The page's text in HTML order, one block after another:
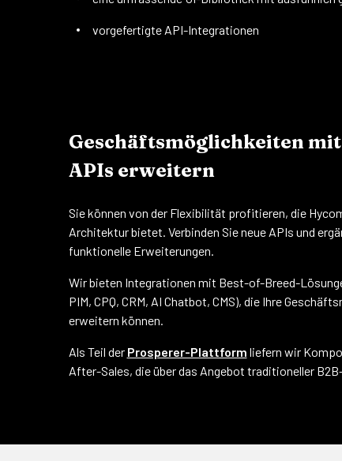
vorgefertigte API-Integrationen
Geschäftsmöglichkeiten
APIs erweitern
Sie können von der Flexibilität profitieren, die
Architektur bietet. Verbinden Sie neue APIs und
funktionelle Erweiterungen.
Wir bieten Integrationen mit Best-of-Breed-
PIM, CPQ, CRM, AI Chatbot, CMS), die Ihre
erweitern können.
Als Teil der Prosperer-Plattform liefern wir
After-Sales, die über das Angebot traditioneller